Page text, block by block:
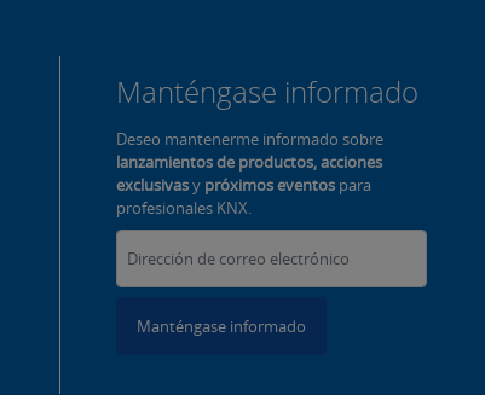
Manténgase informado
Deseo mantenerme informado sobre
lanzamientos de productos, acciones
exclusivasy próximos eventos para
profesionales KNX.
Manténgase informado